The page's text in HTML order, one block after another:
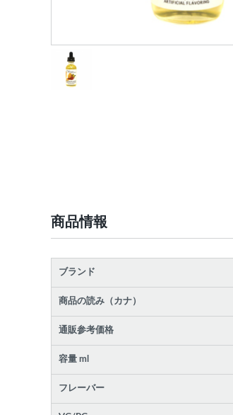
商品情報
ブランド
商品の読み（カナ）
通販参考価格
容量 ml
フレーバー
各条件を指定したら、下
スに該当の商品がまだ登
だければ、速やかに登録